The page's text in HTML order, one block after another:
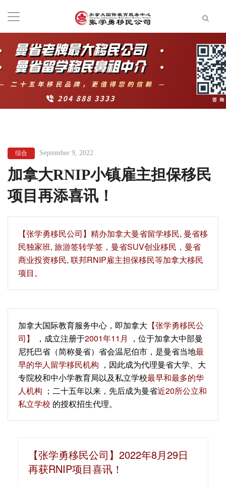
综合 September 9, 2022
加拿大RNIP小镇雇主担保移民
项目再添喜讯！
【‍张学勇移民公司‍】精办加拿大曼省留学移民, 曼省移
民独家班, 旅游签转学签，曼省SUV创业移民，曼省
商业投资移民, 联邦RNIP雇主担保移民等加拿大移民
项目。
加拿大国际教育服务中心，即加拿大 【张学勇移民公
司】
，成立注册于2001年11月
，位于加拿大中部曼
尼托巴省（简称曼省）省会温尼伯市，是曼省当地最
早的华人留学移民机构 ，因此成为代理曼省大学、大
专院校和中小学教育局以及私立学校最早和最多的华
人机构 ；二十五年以来，先后成为曼省近20所公立和
私立学校 的授权招生代理。
【张学勇移民公司】2022年8月29日
再获RNIP项目喜讯！